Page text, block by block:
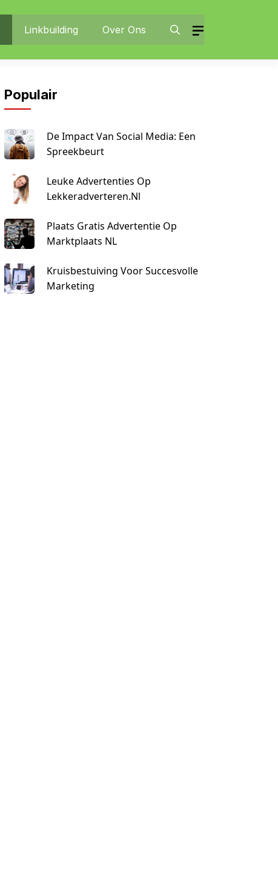
Linkbuilding Over Ons
Populair
De Impact Van Social Media: Een
Spreekbeurt
Leuke Advertenties Op
Lekkeradverteren.nl
Plaats Gratis Advertentie Op
Marktplaats NL
Kruisbestuiving Voor Succesvolle
Marketing